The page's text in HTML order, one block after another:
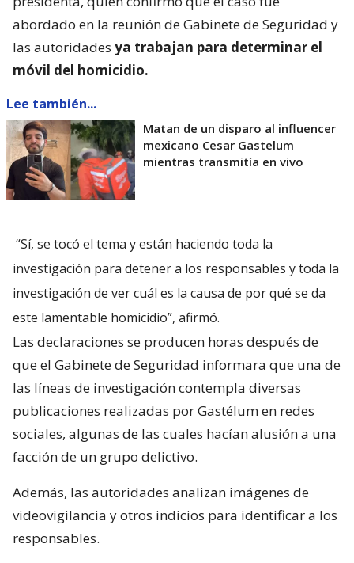
abordado en la reunión de Gabinete de Seguridad y
las autoridades ya trabajan para determinar el
móvil del homicidio.
Lee también...
Matan de un disparo al influencer
mexicano Cesar Gastelum
mientras transmitía en vivo
“Sí, se tocó el tema y están haciendo toda la
investigación para detener a los responsables y toda la
investigación de ver cuál es la causa de por qué se da
este lamentable homicidio”, afirmó.
Las declaraciones se producen horas después de
que el Gabinete de Seguridad informara que una de
las líneas de investigación contempla diversas
publicaciones realizadas por Gastélum en redes
sociales, algunas de las cuales hacían alusión a una
facción de un grupo delictivo.
Además, las autoridades analizan imágenes de
videovigilancia y otros indicios para identificar a los
responsables.